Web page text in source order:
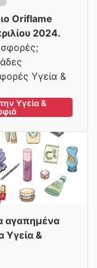
Oriflame
2024.
Υγεία &
Υγεία &
αγαπημένα
Υγεία &